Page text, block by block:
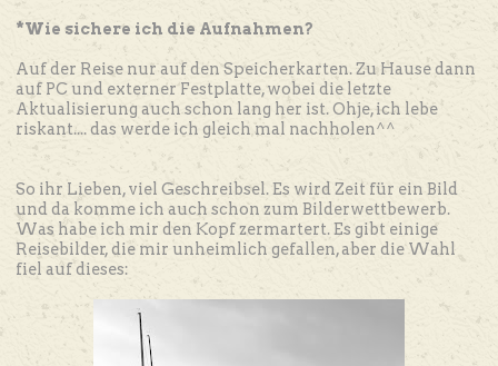
*Wie sichere ich die Aufnahmen?
Auf der Reise nur auf den Speicherkarten. Zu Hause dann
auf PC und externer Festplatte, wobei die letzte
Aktualisierung auch schon lang her ist. Ohje, ich lebe
riskant.... das werde ich gleich mal nachholen^^
So ihr Lieben, viel Geschreibsel. Es wird Zeit für ein Bild
und da komme ich auch schon zum Bilderwettbewerb.
Was habe ich mir den Kopf zermartert. Es gibt einige
Reisebilder, die mir unheimlich gefallen, aber die Wahl
fiel auf dieses: